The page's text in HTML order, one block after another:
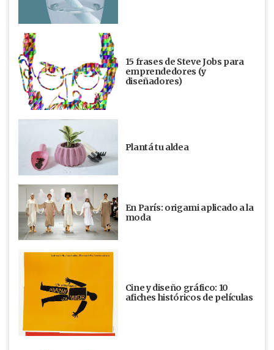
15 frases de Steve Jobs para
emprendedores (y
diseñadores)
Plantá tu aldea
En París: origami aplicado a la
moda
Cine y diseño gráfico: 10
afiches históricos de películas